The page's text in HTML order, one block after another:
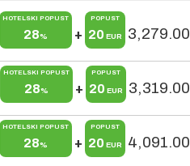
HOTELSKI POPUST
28% +
POPUST
20 EUR 3,279.00
HOTELSKI POPUST
28% +
POPUST
20 EUR 3,319.00
HOTELSKI POPUST
28% +
POPUST
20 EUR 4,091.00